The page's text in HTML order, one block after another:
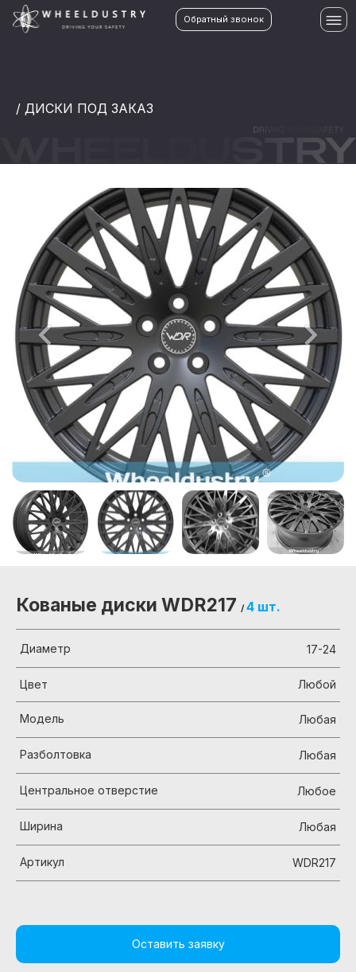
Обратный звонок
/ ДИСКИ ПОД ЗАКАЗ
Кованые диски WDR217 / 4 шт.
Диаметр 17-24
Цвет Любой
Модель Любая
Разболтовка Любая
Центральное отверстие Любое
Ширина Любая
Артикул WDR217
Оставить заявку